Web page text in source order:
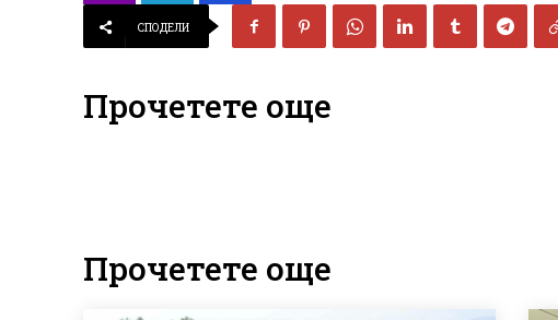
СПОДЕЛИ
Прочетете още
Прочетете още